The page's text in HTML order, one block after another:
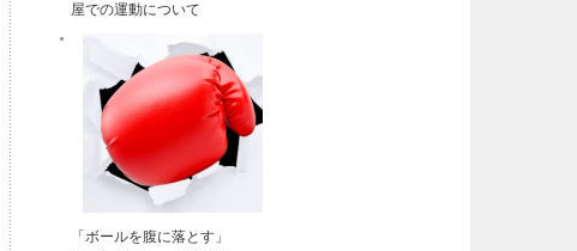
屋での運動について
「ボールを腹に落とす」